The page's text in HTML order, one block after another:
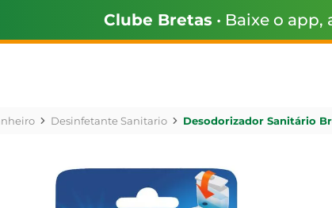
Clube Bretas • Baixe o
Desinfetante Sanitario Desodorizador Sanitário